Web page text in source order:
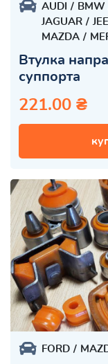
AUDI BMW
JAGUAR
MAZDA
Втулка
суппорта
221.00 ₴
FORD